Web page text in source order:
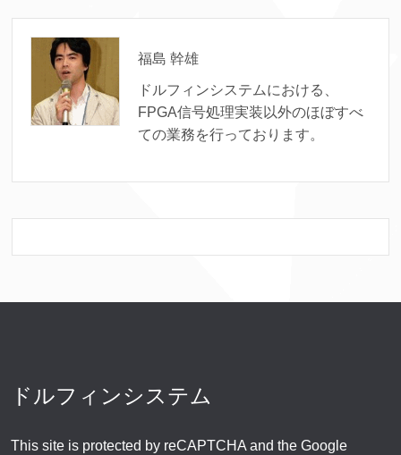
福島 幹雄
ドルフィンシステムにおける、
FPGA信号処理実装以外のほぼすべ
ての業務を行っております。
ドルフィンシステム
This site is protected by reCAPTCHA and the Google